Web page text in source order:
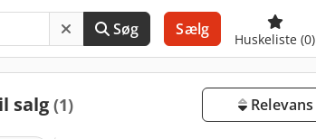
Søg Sælg
Huskeliste (0)
salg (1) Relevans